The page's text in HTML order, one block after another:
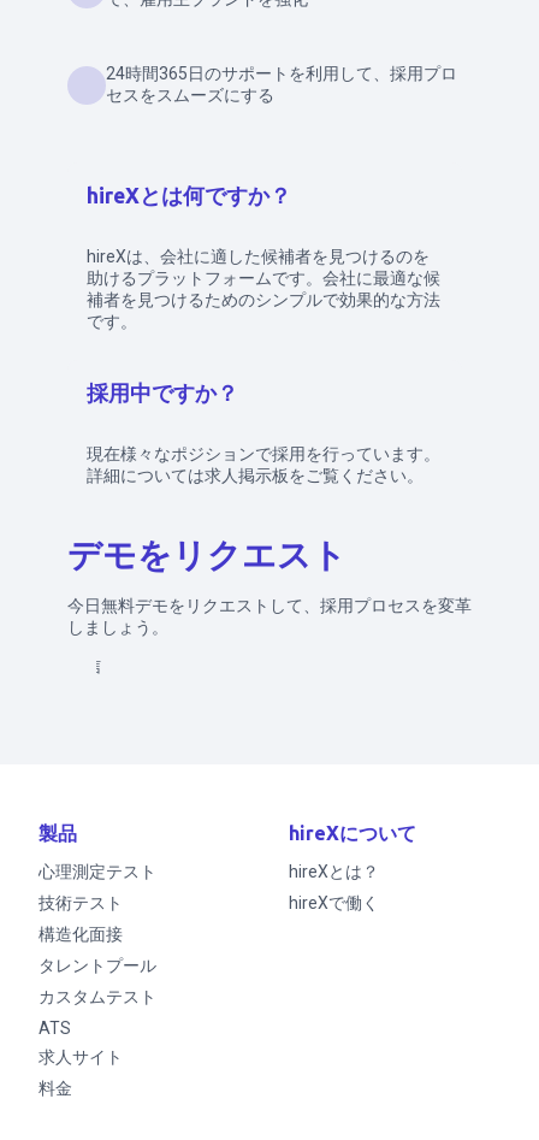
24時間365日のサポートを利用して、採用プロ
セスをスムーズにする
hireXとは何ですか？
hireXは、会社に適した候補者を見つけるのを
助けるプラットフォームです。会社に最適な候
補者を見つけるためのシンプルで効果的な方法
です。
採用中ですか？
現在様々なポジションで採用を行っています。
詳細については求人掲示板をご覧ください。
デモをリクエスト
今日無料デモをリクエストして、採用プロセスを変革
しましょう。
送信
製品
心理測定テスト
技術テスト
構造化面接
タレントプール
カスタムテスト
ATS
求人サイト
料金
hireXについて
hireXとは？
hireXで働く